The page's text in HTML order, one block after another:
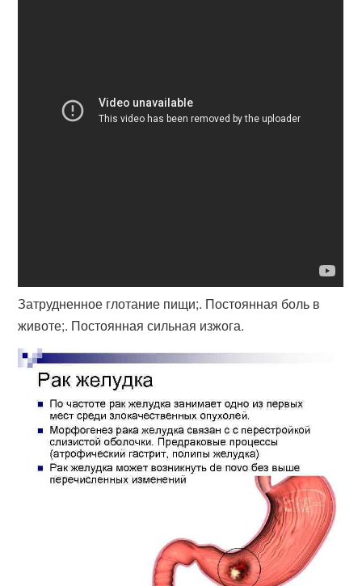
Затрудненное глотание пищи;. Постоянная боль в
животе;. Постоянная сильная изжога.